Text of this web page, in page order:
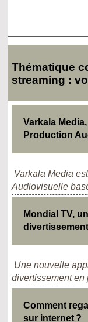
Thématique
streaming :
Varkala
Production
Varkala Media
Audiovisuelle
Mondial TV,
divertissement
Une nouvelle
divertissement en
Comment
sur internet ?